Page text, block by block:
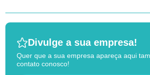
Divulge a sua empresa!
Quer que a sua empresa apareça aqui
contato conosco!